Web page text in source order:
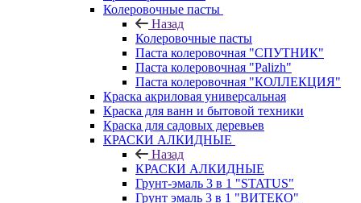
Колеровочные пасты
Назад
Колеровочные пасты
Паста колеровочная "СПУТНИК"
Паста колеровочная "Palizh"
Паста колеровочная "КОЛЛЕКЦИЯ"
Краска акриловая универсальная
Краска для ванн и бытовой техники
Краска для садовых деревьев
КРАСКИ АЛКИДНЫЕ
Назад
КРАСКИ АЛКИДНЫЕ
Грунт-эмаль 3 в 1 "STATUS"
Грунт эмаль 3 в 1 "ВИТЕКО"